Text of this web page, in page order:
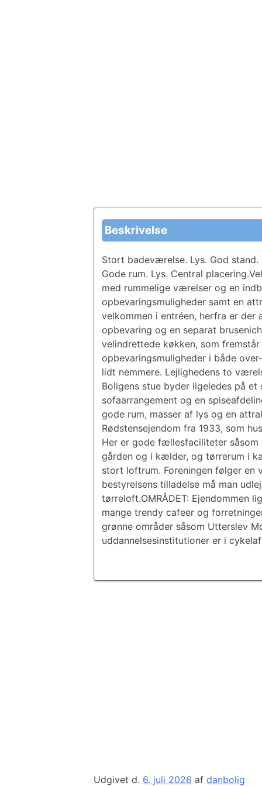
Beskrivelse
Stort badeværelse. Lys. God stand.
Gode rum. Lys. Central
med rummelige værelser og en
opbevaringsmuligheder samt en
velkommen i entréen, herfra er
opbevaring og en separat
velindrettede køkken, som
opbevaringsmuligheder i både
lidt nemmere. Lejlighedens to
Boligens stue byder ligeledes på
sofaarrangement og en
gode rum, masser af lys og en
Rødstensejendom fra 1933, som
Her er gode fællesfaciliteter
gården og i kælder, og tørrerum i
stort loftrum. Foreningen følger en
bestyrelsens tilladelse må man
tørreloft.OMRÅDET: Ejendommen
mange trendy cafeer og
grønne områder såsom Utterslev
uddannelsesinstitutioner er i
Udgivet d. 6. juli 2026 af danbolig